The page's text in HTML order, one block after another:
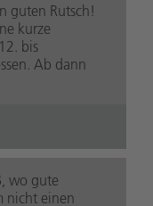
guten Rutsch!
kurze
bis
Ab dann
wo gute
nicht einen